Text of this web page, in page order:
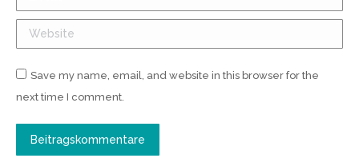
Website
Save my name, email, and website in this browser for the
next time I comment.
Beitragskommentare